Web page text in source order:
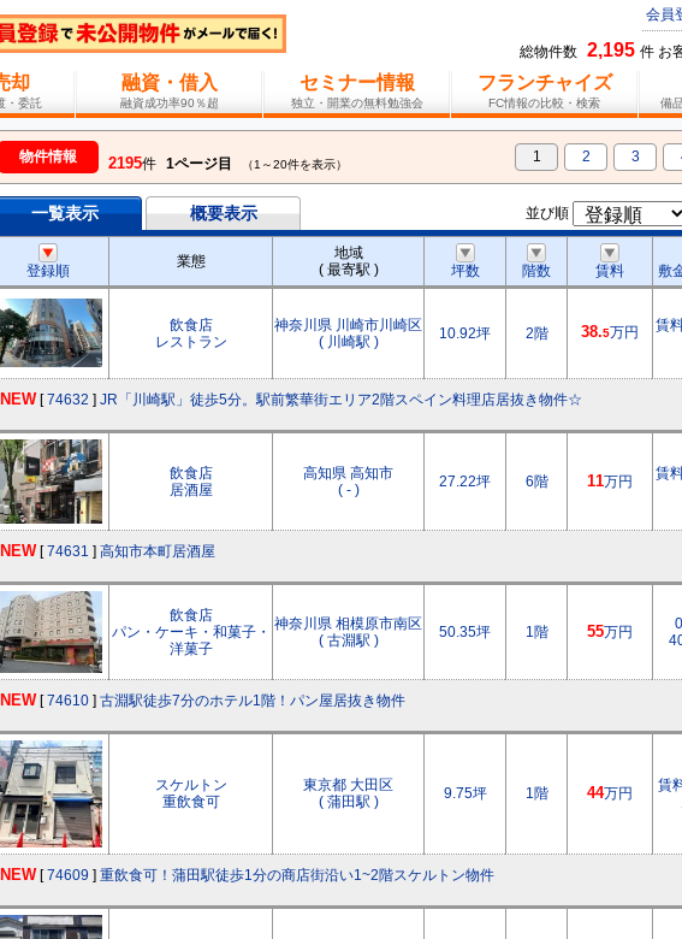
会員
総物件数 2,195 件 お
却
・委託
融資・借入
融資成功率90％超
セミナー情報
独立・開業の無料勉強会
フランチャイズ
FC情報の比較・検索 備
物件情報 2195件 1ページ目 （1～20件を表示） 1 2 3
一覧表示 概要表示 並び順
登録順
業態
地域
( 最寄駅 )
坪数 階数 賃料 敷
飲食店
レストラン
神奈川県 川崎市川崎区
( 川崎駅 )
10.92坪 2階 38.5万円
賃
NEW [74632 ] JR「川崎駅」徒歩5分。駅前繁華街エリア2階スペイン料理店居抜き物件☆
飲食店
居酒屋
高知県 高知市
( - )
27.22坪 6階 11万円
賃
NEW [74631 ] 高知市本町居酒屋
飲食店
パン・ケーキ・和菓子・
洋菓子
神奈川県 相模原市南区
( 古淵駅 )
50.35坪 1階 55万円
NEW [74610 ] 古淵駅徒歩7分のホテル1階！パン屋居抜き物件
スケルトン
重飲食可
東京都 大田区
( 蒲田駅 )
9.75坪 1階 44万円
賃
NEW [74609 ] 重飲食可！蒲田駅徒歩1分の商店街沿い1~2階スケルトン物件